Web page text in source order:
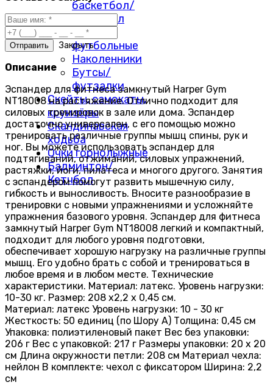
баскетбол/
волейбол
Щитки
футбольные
Наколенники
Бутсы/
футзалки
Скейты, самокаты,
круизёры
Скандинавская
ходьба
Очки горнолыжные
Бадминтон/
Кетчбол
Закрыть
Описание
Эспандер для фитнеса замкнутый Harper Gym
NT18008 на растяжение. Отлично подходит для
силовых тренировок в зале или дома. Эспандер
достаточно универсален, с его помощью можно
тренировать различные группы мышц спины, рук и
ног. Вы можете использовать эспандер для
подтягиваний, отжиманий, силовых упражнений,
растяжки, йоги, пилатеса и многого другого. Занятия
с эспандером помогут развить мышечную силу,
гибкость и выносливость. Вносите разнообразие в
тренировки с новыми упражнениями и усложняйте
упражнения базового уровня. Эспандер для фитнеса
замкнутый Harper Gym NT18008 легкий и компактный,
подходит для любого уровня подготовки,
обеспечивает хорошую нагрузку на различные группы
мышц. Его удобно брать с собой и тренироваться в
любое время и в любом месте. Технические
характеристики. Материал: латекс. Уровень нагрузки:
10-30 кг. Размер: 208 х2,2 х 0,45 см.
Материал: латекс Уровень нагрузки: 10 - 30 кг
Жесткость: 50 единиц (по Шору А) Толщина: 0,45 см
Упаковка: полиэтиленовый пакет Вес без упаковки:
206 г Вес с упаковкой: 217 г Размеры упаковки: 20 х 20
см Длина окружности петли: 208 см Материал чехла:
нейлон В комплекте: чехол с фиксатором Ширина: 2,2
см